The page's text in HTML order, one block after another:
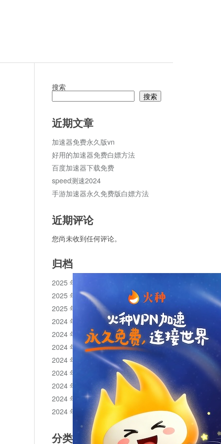
搜索
搜索
近期文章
加速器免费永久版vn
好用的加速器免费白嫖方法
百度加速器下载免费
speed测速2024
手游加速器永久免费版白嫖方法
近期评论
您尚未收到任何评论。
归档
2025 年 11 月
2025 年 10 月
2025 年 1 月
2024 年 12 月
2024 年 11 月
2024 年 10 月
2024 年 9 月
2024 年 8 月
2024 年 7 月
2024 年 6 月
2024 年 5 月
分类目录